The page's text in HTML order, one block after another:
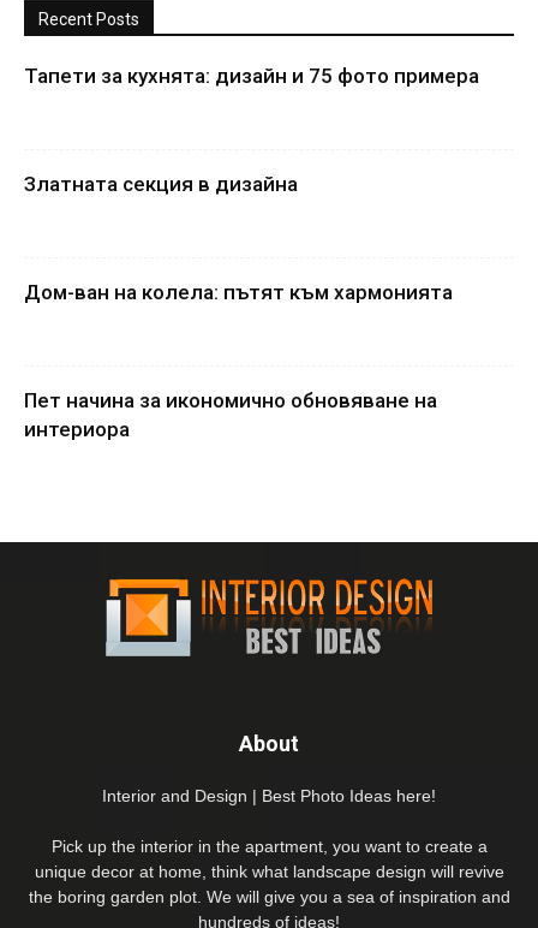
Recent Posts
Тапети за кухнята: дизайн и 75 фото примера
Златната секция в дизайна
Дом-ван на колела: пътят към хармонията
Пет начина за икономично обновяване на
интериора
About
Interior and Design | Best Photo Ideas here!
Pick up the interior in the apartment, you want to create a
unique decor at home, think what landscape design will revive
the boring garden plot. We will give you a sea of inspiration and
hundreds of ideas!